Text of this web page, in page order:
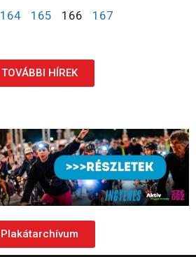
164 165 166 167
TOVÁBBI HÍREK
Plakátarchívum